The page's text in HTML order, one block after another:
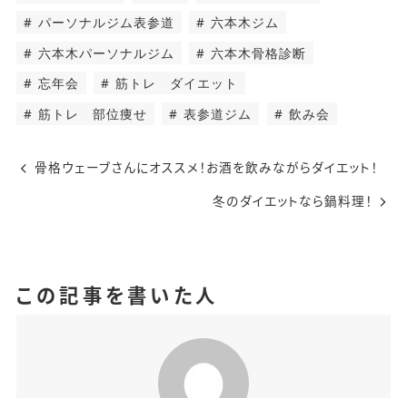
パーソナルジム表参道
六本木ジム
六本木パーソナルジム
六本木骨格診断
忘年会
筋トレ ダイエット
筋トレ 部位痩せ
表参道ジム 飲み会
骨格ウェーブさんにオススメ！お酒を飲みながらダイエット！
冬のダイエットなら鍋料理！
この記事を書いた人